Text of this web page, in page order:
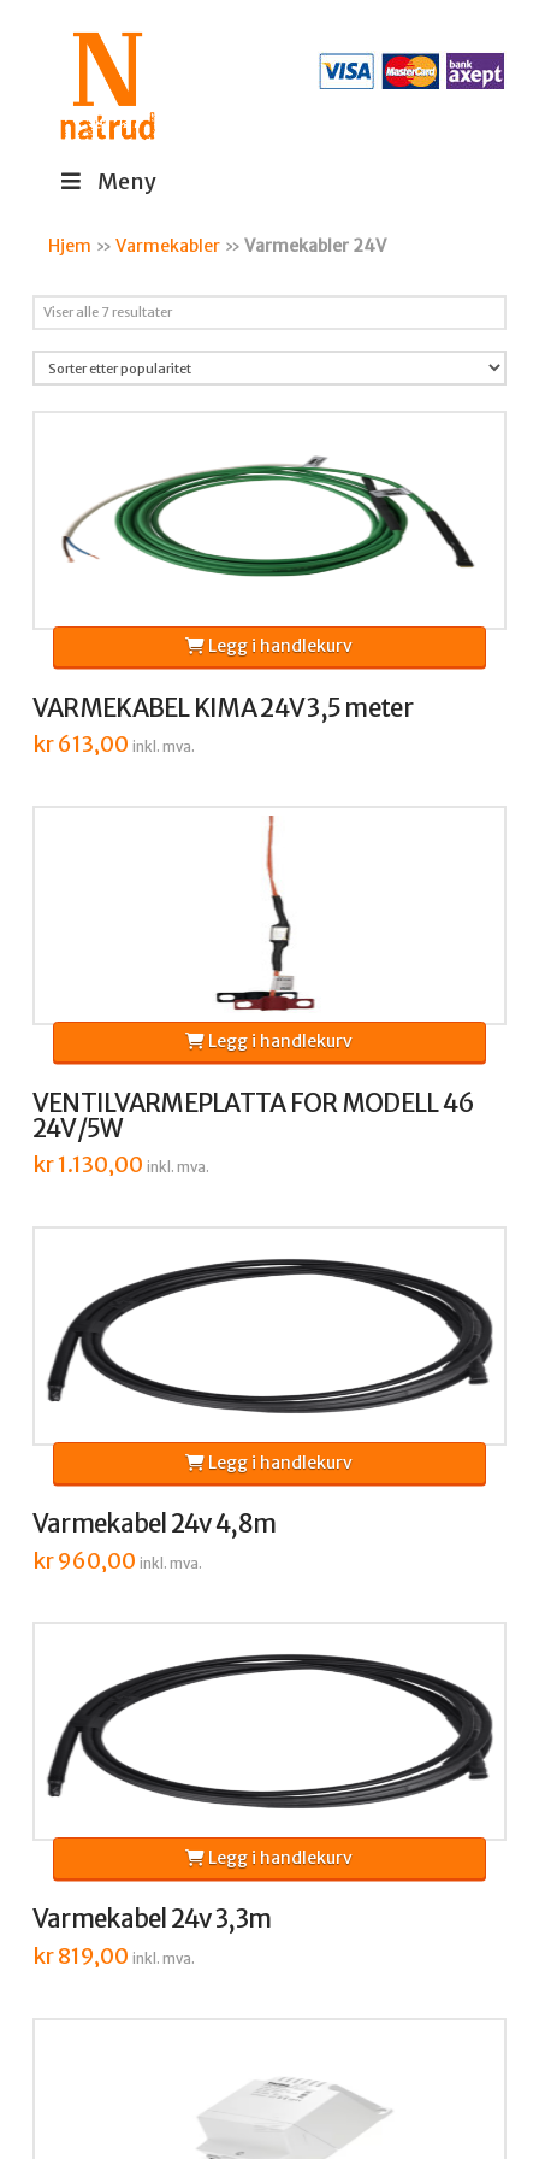
Meny
Hjem »Varmekabler »Varmekabler 24V
Viser alle 7 resultaterSortert
propularitet
VARMEKABEL KIMA 24V 3,5 meter
kr613,00 inkl. mva.
Legg i handlekurv
VENTILVARMEPLATTA FOR MODELL 46
24V/5W
kr1.130,00 inkl. mva.
Legg i handlekurv
Varmekabel 24v 4,8m
kr960,00 inkl. mva.
Legg i handlekurv
Varmekabel 24v 3,3m
kr819,00 inkl. mva.
Legg i handlekurv